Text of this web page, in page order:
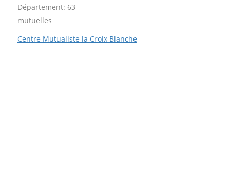
Département: 63
mutuelles
Centre Mutualiste la Croix Blanche